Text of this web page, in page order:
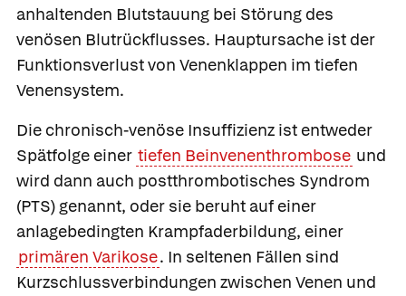
anhaltenden Blutstauung bei Störung des
venösen Blutrückflusses. Hauptursache ist der
Funktionsverlust von Venenklappen im tiefen
Venensystem.
Die chronisch-venöse Insuffizienz ist entweder
Spätfolge einer tiefen Beinvenenthrombose und
wird dann auch postthrombotisches Syndrom
(PTS) genannt, oder sie beruht auf einer
anlagebedingten Krampfaderbildung, einer
primären Varikose. In seltenen Fällen sind
Kurzschlussverbindungen zwischen Venen und